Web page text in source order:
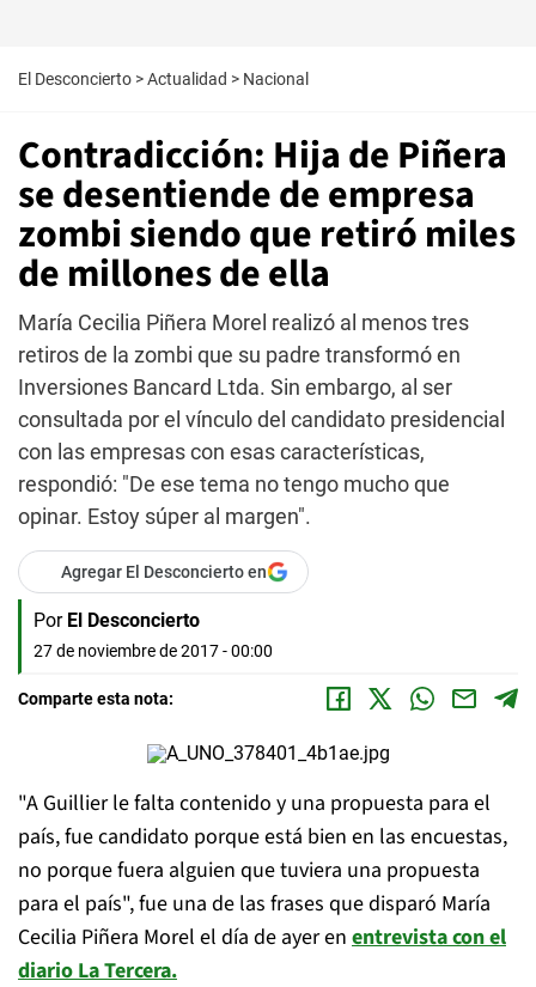
El Desconcierto >Actualidad > Nacional
Contradicción: Hija de Piñera
se desentiende de empresa
zombi siendo que retiró miles
de millones de ella
María Cecilia Piñera Morel realizó al menos tres
retiros de la zombi que su padre transformó en
Inversiones Bancard Ltda. Sin embargo, al ser
consultada por el vínculo del candidato presidencial
con las empresas con esas características,
respondió: "De ese tema no tengo mucho que
opinar. Estoy súper al margen".
Agregar El Desconcierto en
Por El Desconcierto
27 de noviembre de 2017 - 00:00
Comparte esta nota:
"A Guillier le falta contenido y una propuesta para el
país, fue candidato porque está bien en las encuestas,
no porque fuera alguien que tuviera una propuesta
para el país", fue una de las frases que disparó María
Cecilia Piñera Morel el día de ayer en entrevista con el
diario La Tercera.